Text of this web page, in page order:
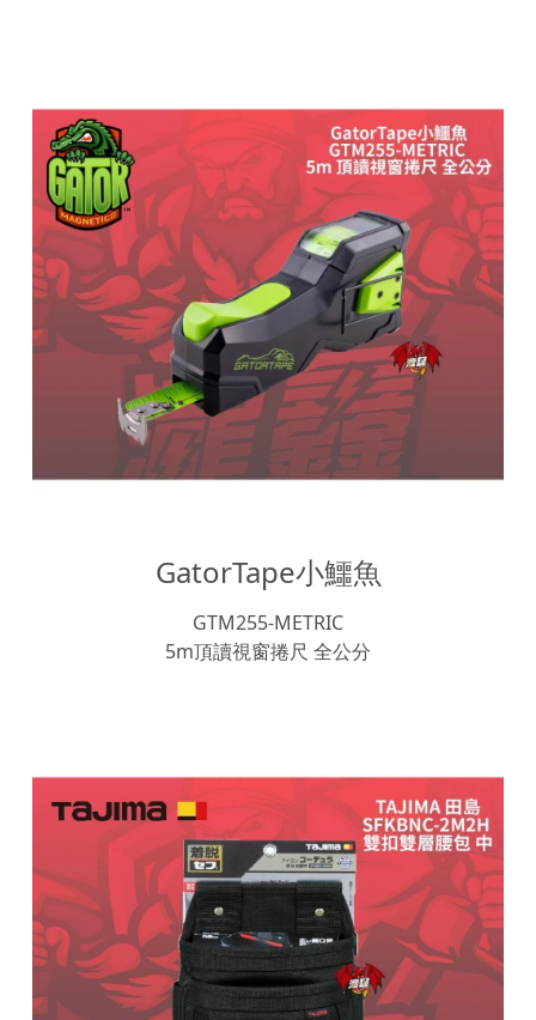
GatorTape小鱷魚
GTM255-METRIC
5m頂讀視窗捲尺 全公分